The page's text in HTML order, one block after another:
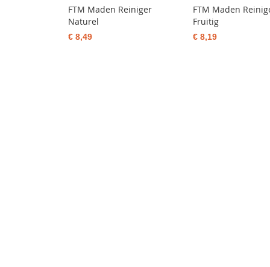
FTM Maden Reiniger
Naturel
€ 8,49
FTM Maden
Fruitig
€ 8,19